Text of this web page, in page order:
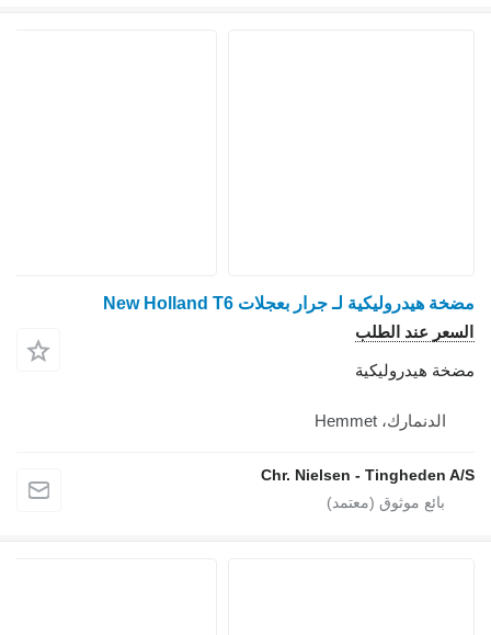
مضخة هيدروليكية لـ جرار بعجلات New Holland T6
السعر عند الطلب
مضخة هيدروليكية
الدنمارك، Hemmet
Chr. Nielsen - Tingheden A/S